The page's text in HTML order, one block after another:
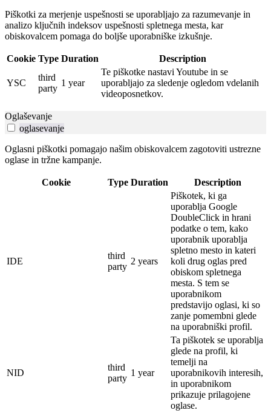
Piškotki za merjenje uspešnosti se uporabljajo za razumevanje in
analizo ključnih indeksov uspešnosti spletnega mesta, kar
obiskovalcem pomaga do boljše uporabniške izkušnje.
Cookie Type Duration Description
YSC
third
party
1 year
Te piškotke nastavi Youtube in se
uporabljajo za sledenje ogledom vdelanih
videoposnetkov.
Oglaševanje
oglasevanje
Oglasni piškotki pomagajo našim obiskovalcem zagotoviti ustrezne
oglase in tržne kampanje.
Cookie Type Duration Description
IDE
third
party
2 years
Piškotek, ki ga
uporablja Google
DoubleClick in hrani
podatke o tem, kako
uporabnik uporablja
spletno mesto in kateri
koli drug oglas pred
obiskom spletnega
mesta. S tem se
uporabnikom
predstavijo oglasi, ki so
zanje pomembni glede
na uporabniški profil.
NID
third
party
1 year
Ta piškotek se uporablja
glede na profil, ki
temelji na
uporabnikovih interesih,
in uporabnikom
prikazuje prilagojene
oglase.